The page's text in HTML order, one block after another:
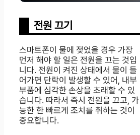
전원 끄기
스마트폰이 물에 젖었을 경우 가장
먼저 해야 할 일은 전원을 끄는 것입
니다. 전원이 켜진 상태에서 물이 들
어가면 단락이 발생할 수 있어, 내부
부품에 심각한 손상을 초래할 수 있
습니다. 따라서 즉시 전원을 끄고, 가
능한 한 빠르게 조치를 취하는 것이
중요합니다.